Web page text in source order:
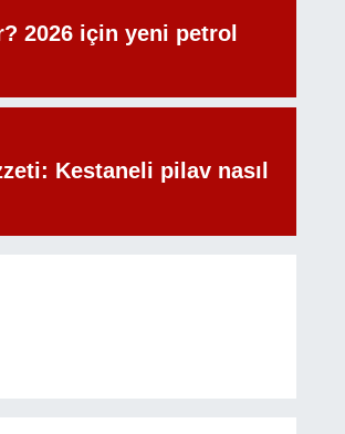
2026 için yeni petrol
Kestaneli pilav nasıl